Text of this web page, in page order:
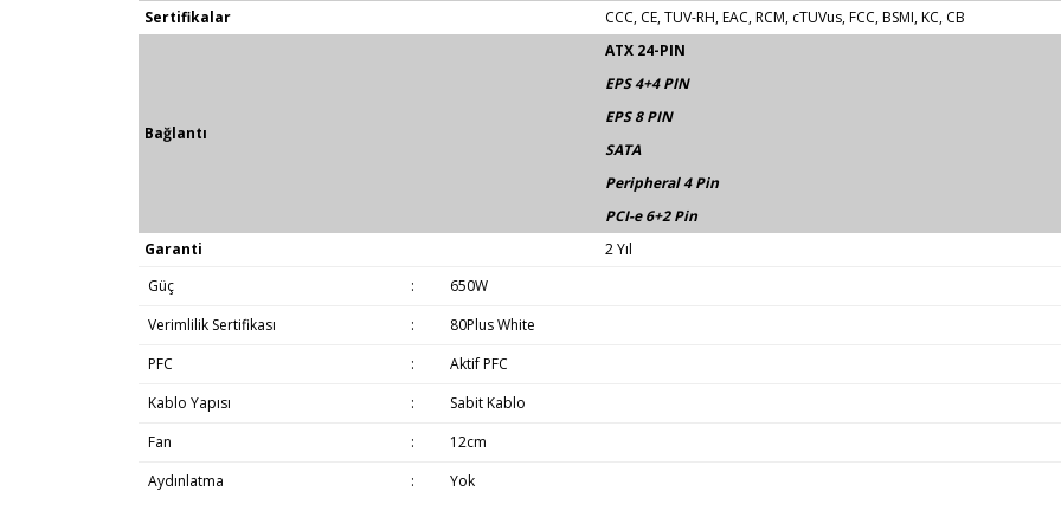
Sertifikalar
CCC, CE, TUV-RH, EAC, RCM, cTUVus, FCC, BSMI, KC, CB
Bağlantı
ATX 24-PIN
EPS 4+4 PIN
EPS 8 PIN
SATA
Peripheral 4 Pin
PCI-e 6+2 Pin
Garanti
2 Yıl
Güç
:
650W
Verimlilik Sertifikası
:
80Plus White
PFC
:
Aktif PFC
Kablo Yapısı
:
Sabit Kablo
Fan
:
12cm
Aydınlatma
: Yok